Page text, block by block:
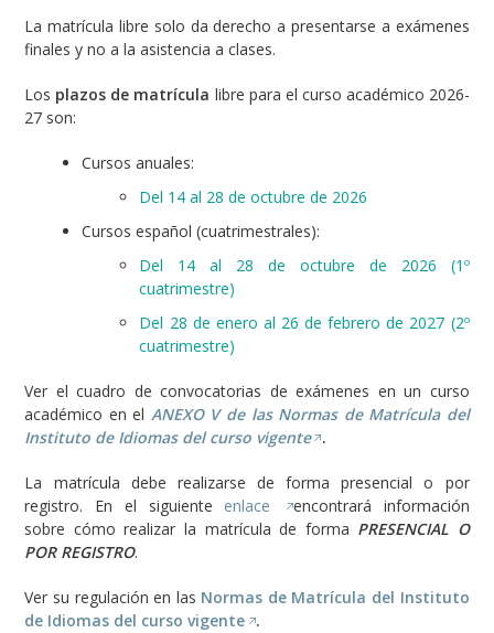
La matrícula libre solo da derecho a presentarse a exámenes
finales y no a la asistencia a clases.
Los plazos de matrícula libre para el curso académico 2026-
27 son:
Cursos anuales:
Del 14 al 28 de octubre de 2026
Cursos español (cuatrimestrales):
Del 14 al 28 de octubre de 2026 (1º
cuatrimestre)
Del 28 de enero al 26 de febrero de 2027 (2º
cuatrimestre)
Ver el cuadro de convocatorias de exámenes en un curso
académico en el ANEXO V de las Normas de Matrícula del
Instituto de Idiomas del curso vigente .
La matrícula debe realizarse de forma presencial o por
registro. En el siguiente enlace
encontrará información
sobre cómo realizar la matrícula de forma PRESENCIAL O
POR REGISTRO.
Ver su regulación en las Normas de Matrícula del Instituto
de Idiomas del curso vigente .